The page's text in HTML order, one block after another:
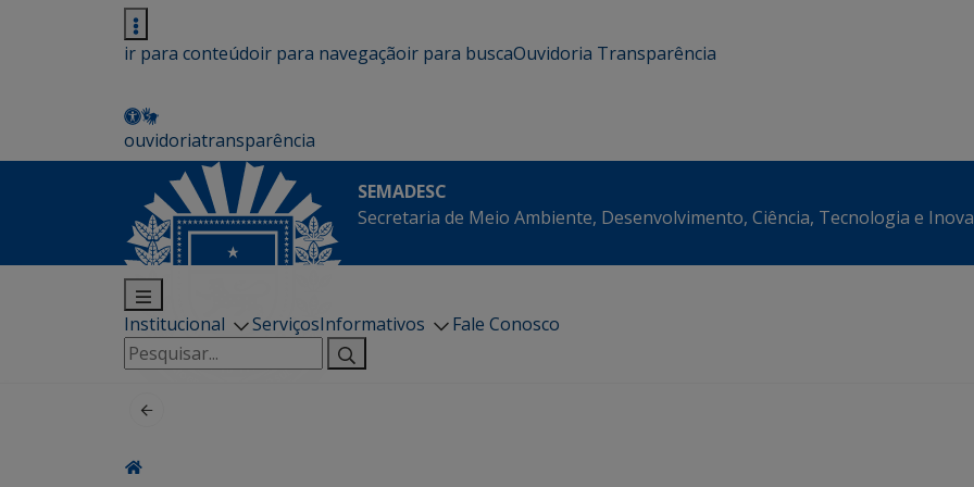
ir para conteúdoir para navegaçãoir para buscaOuvidoria Transparência
ouvidoriatransparência
SEMADESC
Secretaria de Meio Ambiente, Desenvolvimento, Ciência, Tecnologia e
Institucional ServiçosInformativos
Fale Conosco
Pesquisar
por: